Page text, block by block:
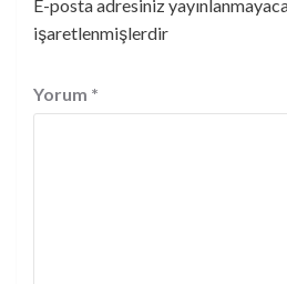
E-posta adresiniz
işaretlenmişlerdir
Yorum *